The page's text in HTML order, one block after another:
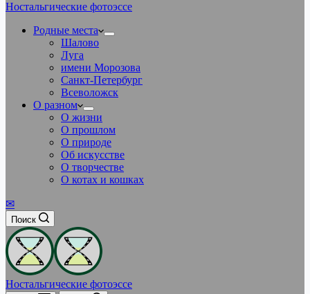
Ностальгические фотоэссе
Родные места
Шалово
Луга
имени Морозова
Санкт-Петербург
Всеволожск
О разном
О жизни
О прошлом
О природе
Об искусстве
О творчестве
О котах и кошках
✉
Поиск
Ностальгические фотоэссе